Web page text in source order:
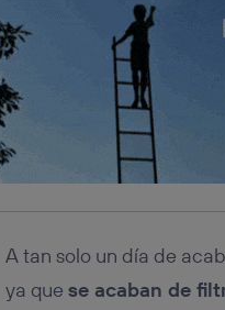
A tan solo un día de
ya que se acaban de